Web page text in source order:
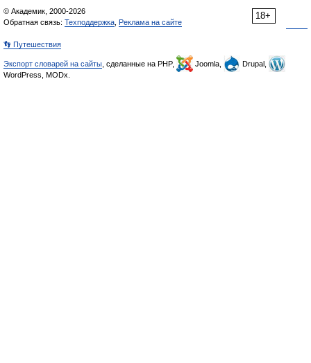
18+
© Академик, 2000-2026
Обратная связь: Техподдержка Реклама на сайте
👣 Путешествия
Экспорт словарей на сайты , сделанные на PHP, Joomla,
Drupal,
WordPress, MODx.